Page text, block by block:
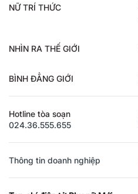
NỮ TRÍ THỨC
NHÌN RA THẾ GIỚI
BÌNH ĐẲNG GIỚI
Hotline tòa soạn
024.36.555.655
Thông tin doanh nghiệp